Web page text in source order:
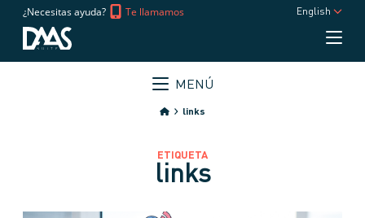
¿Necesitas ayuda? Te llamamos English
MENÚ
links
ETIQUETA
links